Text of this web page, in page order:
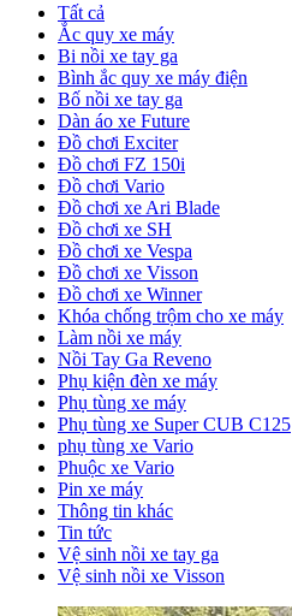
Tất cả
Ắc quy xe máy
Bi nồi xe tay ga
Bình ắc quy xe máy điện
Bố nồi xe tay ga
Dàn áo xe Future
Đồ chơi Exciter
Đồ chơi FZ 150i
Đồ chơi Vario
Đồ chơi xe Ari Blade
Đồ chơi xe SH
Đồ chơi xe Vespa
Đồ chơi xe Visson
Đồ chơi xe Winner
Khóa chống trộm cho xe máy
Làm nồi xe máy
Nồi Tay Ga Reveno
Phụ kiện đèn xe máy
Phụ tùng xe máy
Phụ tùng xe Super CUB C125
phụ tùng xe Vario
Phuộc xe Vario
Pin xe máy
Thông tin khác
Tin tức
Vệ sinh nồi xe tay ga
Vệ sinh nồi xe Visson